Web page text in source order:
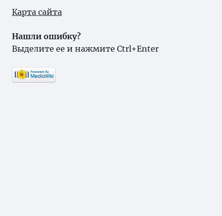
Карта сайта
Нашли ошибку?
Выделите ее и нажмите Ctrl+Enter